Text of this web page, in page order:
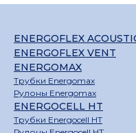
ENERGOFLEX
ENERGOFLEX VENT
ENERGOMAX
Трубки Energomax
Рулоны Energomax
ENERGOCELL HT
Трубки Energocell HT